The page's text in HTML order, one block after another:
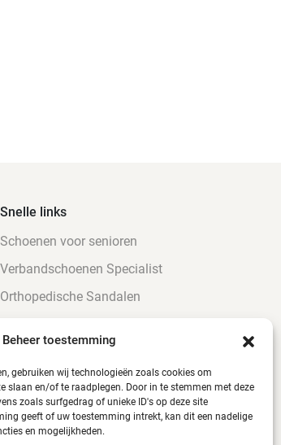
Beheer toestemming
gebruiken wij technologieën zoals cookies om
slaan en/of te raadplegen. Door in te stemmen met deze
zoals surfgedrag of unieke ID's op deze site
geeft of uw toestemming intrekt, kan dit een nadelige
en mogelijkheden.
Snelle links
Schoenen voor senioren
Verbandschoenen Specialist
Orthopedische Sandalen
Hippe verbandpantoffels
Urine bestendige Verbandschoenen
Verbandschoenen voor diabetici